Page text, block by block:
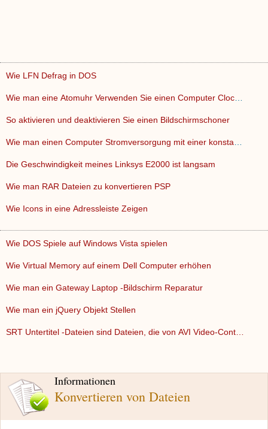
Informationen
Konvertieren von Dateien
Wie LFN Defrag in DOS
So aktivieren und deaktivieren Sie einen Bildschirmschoner
Die Geschwindigkeit meines Linksys E2000 ist langsam
Wie man RAR Dateien zu konvertieren PSP
Wie Icons in eine Adressleiste Zeigen
Wie DOS Spiele auf Windows Vista spielen
Wie Virtual Memory auf einem Dell Computer erhöhen
Wie man ein Gateway Laptop -Bildschirm Reparatur
Wie man ein jQuery Objekt Stellen
SRT Untertitel -Dateien sind Dateien, die von AVI Video-Cont…